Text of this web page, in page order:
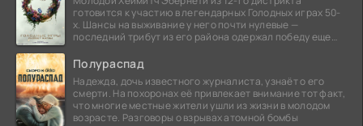
готовится к участию в легендарных Голодных играх 50-
х. Шансы на выживание у него почти нулевые —
последний трибут из его района одержал победу еще
Полураспад
Надежда, дочь известного журналиста, узнаёт о его
смерти. На похоронах её привлекает внимание тот факт,
что многие местные жители ушли из жизни в молодом
возрасте. Разговоры о взрывах атомной бомбы